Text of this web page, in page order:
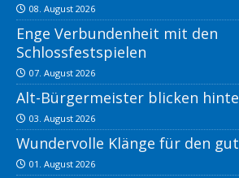
08. August 2026
Enge Verbundenheit mit den
Schlossfestspielen
07. August 2026
Alt-Bürgermeister blicken
03. August 2026
Wundervolle Klänge für den
01. August 2026